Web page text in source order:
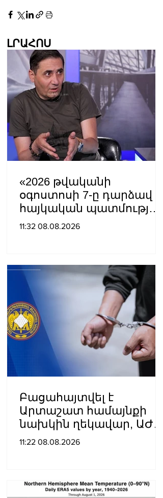
ԼՐԱՀՈՍ
«2026 թվականի
օգոստոսի 7-ը դարձավ
հայկական պատմության
ամենախայտառակ
11:32 08.08.2026
Բացահայտվել է
Արտաշատ համայնքի
նախկին ղեկավար, ԱԺ
նախկին պատգամավոր
11:22 08.08.2026